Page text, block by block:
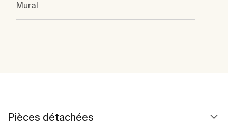
Mural
Pièces détachées